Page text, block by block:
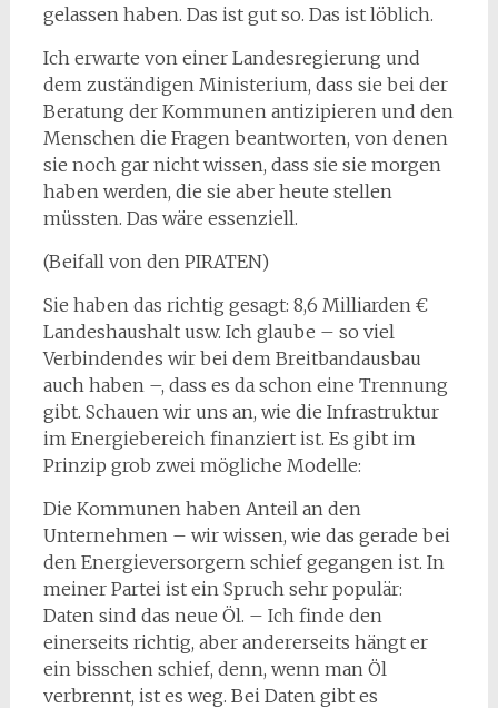
gelassen haben. Das ist gut so. Das ist löblich.
Ich erwarte von einer Landesregierung und
dem zuständigen Ministerium, dass sie bei der
Beratung der Kommunen antizipieren und den
Menschen die Fragen beantworten, von denen
sie noch gar nicht wissen, dass sie sie morgen
haben werden, die sie aber heute stellen
müssten. Das wäre essenziell.
(Beifall von den PIRATEN)
Sie haben das richtig gesagt: 8,6 Milliarden €
Landeshaushalt usw. Ich glaube – so viel
Verbindendes wir bei dem Breitbandausbau
auch haben –, dass es da schon eine Trennung
gibt. Schauen wir uns an, wie die Infrastruktur
im Energiebereich finanziert ist. Es gibt im
Prinzip grob zwei mögliche Modelle:
Die Kommunen haben Anteil an den
Unternehmen – wir wissen, wie das gerade bei
den Energieversorgern schief gegangen ist. In
meiner Partei ist ein Spruch sehr populär:
Daten sind das neue Öl. – Ich finde den
einerseits richtig, aber andererseits hängt er
ein bisschen schief, denn, wenn man Öl
verbrennt, ist es weg. Bei Daten gibt es